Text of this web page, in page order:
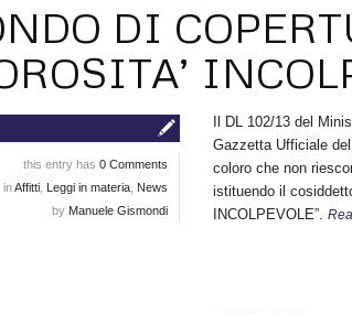
DI
this entry has 0 Comments
inAffitti, Leggi in materia, News
by Manuele Gismondi
Il DL 102/13 del
Gazzetta Ufficiale
coloro che non
istituendo il
INCOLPEVOLE”.